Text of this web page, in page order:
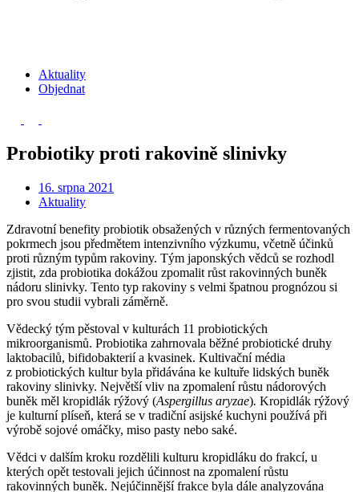
Aktuality
Objednat
Probiotiky proti rakovině slinivky
16. srpna 2021
Aktuality
Zdravotní benefity probiotik obsažených v různých fermentovaných
pokrmech jsou předmětem intenzivního výzkumu, včetně účinků
proti různým typům rakoviny. Tým japonských vědců se rozhodl
zjistit, zda probiotika dokážou zpomalit růst rakovinných buněk
nádoru slinivky. Tento typ rakoviny s velmi špatnou prognózou si
pro svou studii vybrali záměrně.
Vědecký tým pěstoval v kulturách 11 probiotických
mikroorganismů. Probiotika zahrnovala běžné probiotické druhy
laktobacilů, bifidobakterií a kvasinek. Kultivační média
z probiotických kultur byla přidávána ke kultuře lidských buněk
rakoviny slinivky. Největší vliv na zpomalení růstu nádorových
buněk měl kropidlák rýžový (Aspergillus aryzae). Kropidlák rýžový
je kulturní plíseň, která se v tradiční asijské kuchyni používá při
výrobě sojové omáčky, miso pasty nebo saké.
Vědci v dalším kroku rozdělili kulturu kropidláku do frakcí, u
kterých opět testovali jejich účinnost na zpomalení růstu
rakovinných buněk. Nejúčinnější frakce byla dále analyzována